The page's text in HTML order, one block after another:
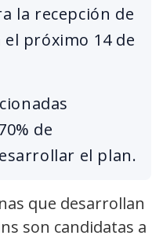
la recepción de
próximo 14 de
de
el plan.
que desarrollan
son candidatas a